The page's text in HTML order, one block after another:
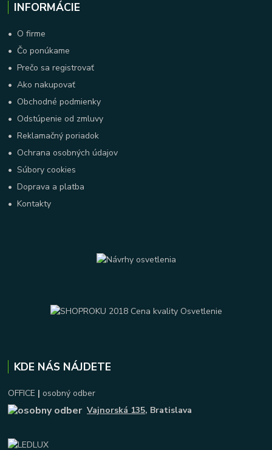
INFORMÁCIE
• O firme
• Čo ponúkame
•Prečo sa registrovať
•Ako nakupovať
• Obchodné podmienky
• Odstúpenie od zmluvy
•Reklamačný poriadok
• Ochrana osobných údajov
•Súbory cookies
•Doprava a platba
•Kontakty
KDE NÁS NÁJDETE
OFFICE | osobný odber
Vajnorská 135, Bratislava